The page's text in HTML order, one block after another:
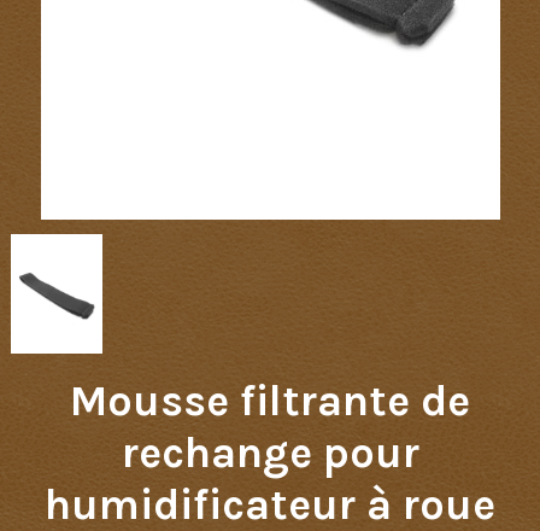
Mousse filtrante de
rechange pour
humidificateur à roue